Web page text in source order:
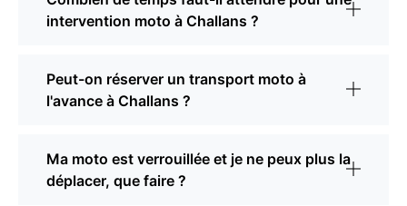
intervention moto à Challans ?
Peut-on réserver un transport moto à
l'avance à Challans ?
Ma moto est verrouillée et je ne peux plus la
déplacer, que faire ?